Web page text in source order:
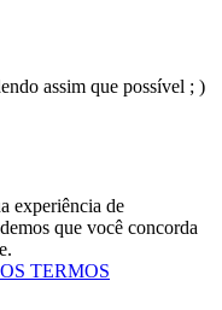
assim que possível ; )
experiência de
que você concorda
TERMOS